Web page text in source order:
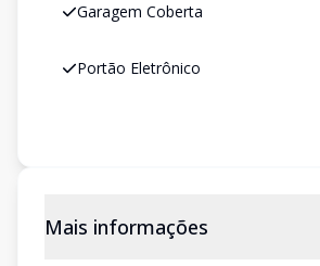
Garagem Coberta
Portão Eletrônico
Mais informações